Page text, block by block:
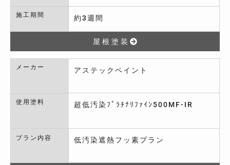
施工期間 約3週間
屋根塗装
メーカー アステックペイント
使用塗料 超低汚染ﾌﾟﾗﾁﾅﾘﾌｧｲﾝ500MF-IR
プラン内容 低汚染遮熱フッ素プラン